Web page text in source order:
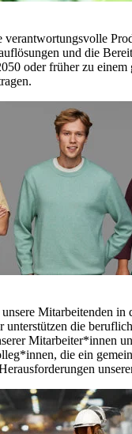
verantwortungsvolle
und die
oder früher zu einem
Mitarbeitenden in
unterstützen die
Mitarbeiter*innen
die ein